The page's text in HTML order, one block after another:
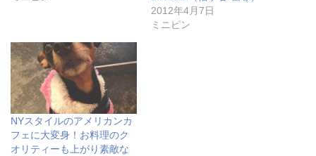
ま
す
)
い
ウ
ィ
ン
ド
ウ
で
開
き
ま
す
ま
す
)
2012年4月7日
ミニピン
NYスタイルのアメリカンカ
フェに大変身！お料理のク
オリティーも上がり素敵な